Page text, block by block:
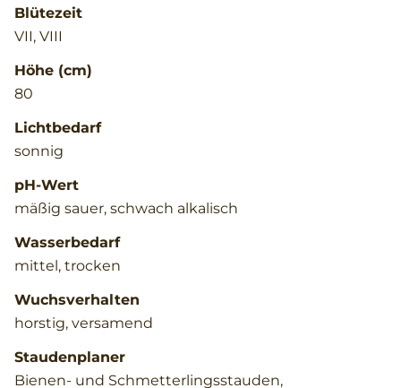
Blütezeit
VII, VIII
Höhe (cm)
80
Lichtbedarf
sonnig
pH-Wert
mäßig sauer, schwach alkalisch
Wasserbedarf
mittel, trocken
Wuchsverhalten
horstig, versamend
Staudenplaner
Bienen- und Schmetterlingsstauden,